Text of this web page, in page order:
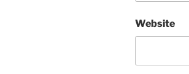
Website